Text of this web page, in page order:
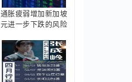
通胀疲弱增加新加坡
元进一步下跌的风险